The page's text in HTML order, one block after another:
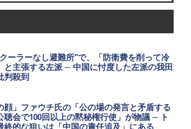
ーラーなし避難所"で、「防衛費を削って冷
と主張する左派 ─ 中国に忖度した左派の我田
判殺到
顔」ファウチ氏の「公の場の発言と矛盾する
聴会で100回以上の黙秘権行使」が物議 ─ ト
終的な狙いは「中国の責任追及」にある